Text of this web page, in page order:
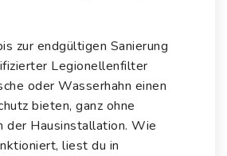
zur endgültigen Sanierung
Legionellenfilter
oder Wasserhahn einen
bieten, ganz ohne
der Hausinstallation. Wie
liest du in